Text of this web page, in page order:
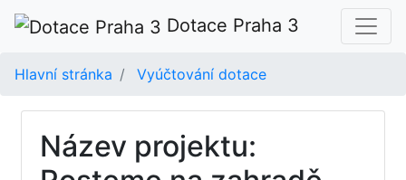
Dotace Praha 3
Hlavní stránka Vyúčtování dotace
Název projektu: